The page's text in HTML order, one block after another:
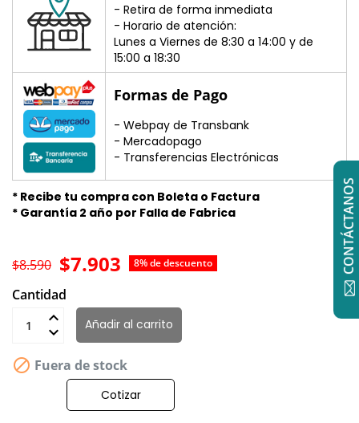
- Retira de forma inmediata
- Horario de atención:
Lunes a Viernes de 8:30 a 14:00 y de
15:00 a 18:30
Formas de Pago
- Webpay de Transbank
- Mercadopago
- Transferencias Electrónicas
* Recibe tu compra con Boleta o Factura
* Garantía 2 año por Falla de Fabrica
$7.903 8% de descuento
$8.590
Cantidad
Añadir al carrito
 Fuera de stock
Cotizar
CONTÁCTANOS